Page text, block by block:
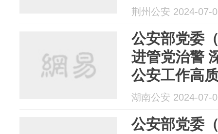
荆州公安 2024-07-
公安部党委
进管党治警
公安工作高
湖南公安 2024-07-
公安部党委